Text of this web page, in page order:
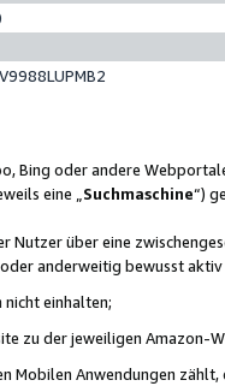
Bing oder andere
eine „ Suchmaschine“)
Nutzer über eine
anderweitig bewusst aktiv
einhalten;
zu der jeweiligen Amazon-
Mobilen Anwendungen